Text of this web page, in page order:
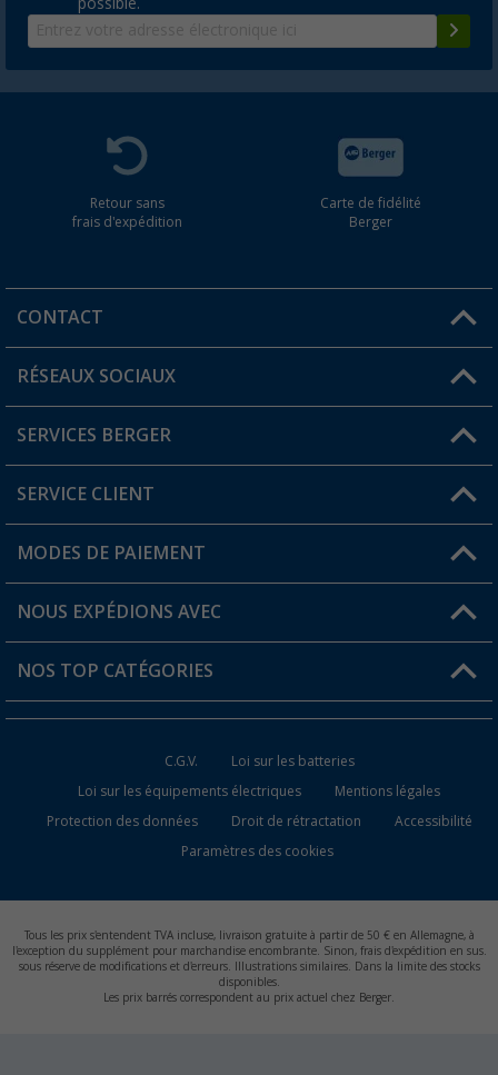
Retour sans
frais d'expédition
Carte de fidélité
Berger
CONTACT
Une question ?
Trouver une magasin
RÉSEAUX SOCIAUX
SERVICES BERGER
Devenir revendeur
Mon compte
Carte de fidélité Berger
SERVICE CLIENT
FAQ et contact
Informations sur l'expédition
Statut de la commande
MODES DE PAIEMENT
NOUS EXPÉDIONS AVEC
NOS TOP CATÉGORIES
Meubles de camping
C.G.V.
Loi sur les batteries
Loi sur les équipements électriques
Mentions légales
Protection des données
Droit de rétractation
Accessibilité
Paramètres des cookies
Tous les prix s'entendent TVA incluse, livraison gratuite à partir de 50 € en Allemagne, à
l'exception du supplément pour marchandise encombrante. Sinon, frais d'expédition en sus.
sous réserve de modifications et d'erreurs. Illustrations similaires. Dans la limite des stocks
disponibles.
Les prix barrés correspondent au prix actuel chez Berger.